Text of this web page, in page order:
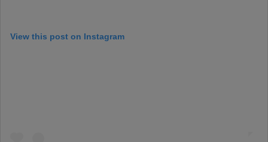
View this post on Instagram